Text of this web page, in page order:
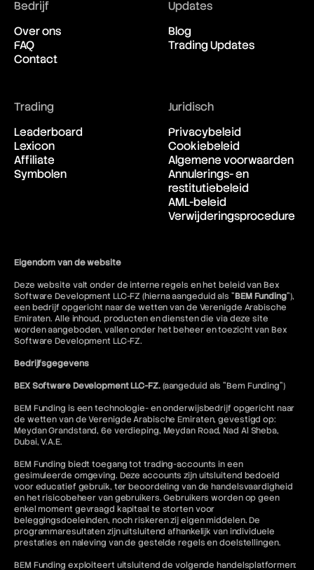
Bedrijf
Over ons
FAQ
Contact
Updates
Blog
Trading Updates
Trading
Leaderboard
Lexicon
Affiliate
Symbolen
Juridisch
Privacybeleid
Cookiebeleid
Algemene voorwaarden
Annulerings- en
restitutiebeleid
AML-beleid
Verwijderingsprocedure
Eigendom van de website
Deze website valt onder de interne regels en het beleid van Bex
Software Development LLC-FZ (hierna aangeduid als "BEM Funding"),
een bedrijf opgericht naar de wetten van de Verenigde Arabische
Emiraten. Alle inhoud, producten en diensten die via deze site
worden aangeboden, vallen onder het beheer en toezicht van Bex
Software Development LLC-FZ.
Bedrijfsgegevens
BEX Software Development LLC-FZ.(aangeduid als "Bem Funding")
BEM Funding is een technologie- en onderwijsbedrijf opgericht naar
de wetten van de Verenigde Arabische Emiraten, gevestigd op:
Meydan Grandstand, 6e verdieping, Meydan Road, Nad Al Sheba,
Dubai, V.A.E.
BEM Funding biedt toegang tot trading-accounts in een
gesimuleerde omgeving. Deze accounts zijn uitsluitend bedoeld
voor educatief gebruik, ter beoordeling van de handelsvaardigheid
en het risicobeheer van gebruikers. Gebruikers worden op geen
enkel moment gevraagd kapitaal te storten voor
beleggingsdoeleinden, noch riskeren zij eigen middelen. De
programmaresultaten zijn uitsluitend afhankelijk van individuele
prestaties en naleving van de gestelde regels en doelstellingen.
BEM Funding exploiteert uitsluitend de volgende handelsplatformen: